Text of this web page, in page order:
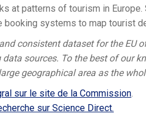
at patterns of tourism in
booking systems to map tourist
consistent dataset for the
sources. To the best of our
geographical area as the
sur le site de la Commission.
sur Science Direct.